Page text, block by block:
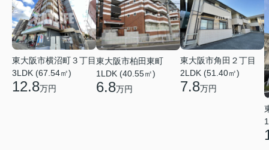
東大阪市横沼町３丁目
3LDK (67.54㎡)
12.8万円
東大阪市柏田東町
1LDK (40.55㎡)
6.8万円
東大阪市角田２丁目
2LDK (51.40㎡)
7.8万円